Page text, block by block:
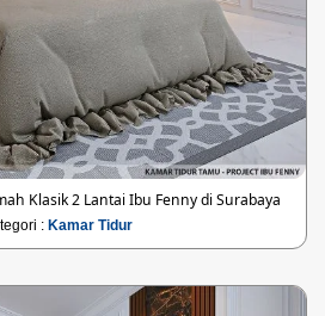
Klasik 2 Lantai Ibu Fenny di Surabaya
: Kamar Tidur